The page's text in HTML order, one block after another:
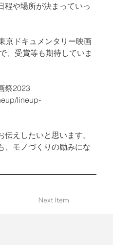
程や場所が決まっていっ
京ドキュメンタリー映画
、受賞等も期待していま
lineup-
えしたいと思います。
、モノづくりの励みにな
Next Item